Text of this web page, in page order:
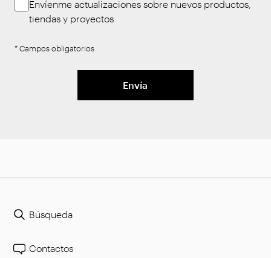
Envíenme actualizaciones sobre nuevos productos,
tiendas y proyectos
* Campos obligatorios
Envía
Búsqueda
Contactos